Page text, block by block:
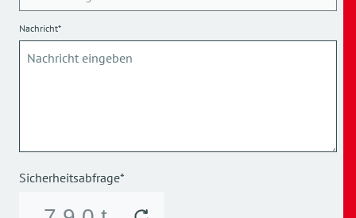
Nachricht*
Sicherheitsabfrage*